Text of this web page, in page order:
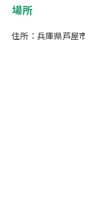
場所
住所：兵庫県芦屋